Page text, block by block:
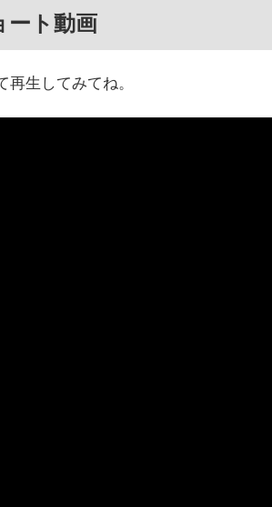
ート動画
再生してみてね。